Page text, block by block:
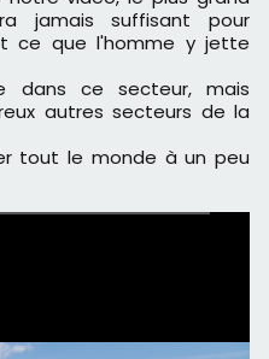
jamais suffisant pour
ce que l'homme y jette
dans ce secteur, mais
autres secteurs de la
tout le monde à un peu